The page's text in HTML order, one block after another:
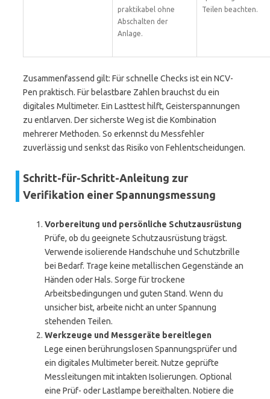
praktikabel ohne
Abschalten der
Anlage.
Teilen beachten.
Zusammenfassend gilt: Für schnelle Checks ist ein NCV-
Pen praktisch. Für belastbare Zahlen brauchst du ein
digitales Multimeter. Ein Lasttest hilft, Geisterspannungen
zu entlarven. Der sicherste Weg ist die Kombination
mehrerer Methoden. So erkennst du Messfehler
zuverlässig und senkst das Risiko von Fehlentscheidungen.
Schritt-für-Schritt-Anleitung zur
Verifikation einer Spannungsmessung
Vorbereitung und persönliche Schutzausrüstung
Prüfe, ob du geeignete Schutzausrüstung trägst.
Verwende isolierende Handschuhe und Schutzbrille
bei Bedarf. Trage keine metallischen Gegenstände an
Händen oder Hals. Sorge für trockene
Arbeitsbedingungen und guten Stand. Wenn du
unsicher bist, arbeite nicht an unter Spannung
stehenden Teilen.
Werkzeuge und Messgeräte bereitlegen
Lege einen berührungslosen Spannungsprüfer und
ein digitales Multimeter bereit. Nutze geprüfte
Messleitungen mit intakten Isolierungen. Optional
eine Prüf- oder Lastlampe bereithalten. Notiere die